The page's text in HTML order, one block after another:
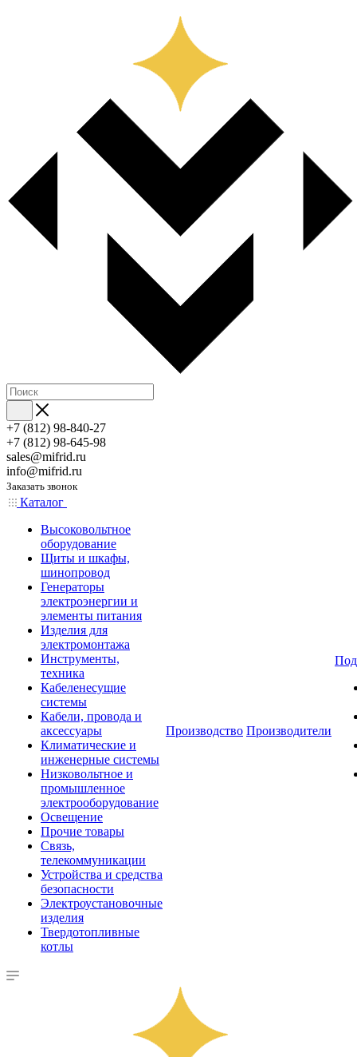
+7 (812) 98-840-27
+7 (812) 98-645-98
sales@mifrid.ru
info@mifrid.ru
Заказать звонок
Каталог
Высоковольтное
оборудование
Щиты и шкафы,
шинопровод
Генераторы
электроэнергии и
элементы питания
Изделия для
электромонтажа
Инструменты,
техника
Кабеленесущие
системы
Кабели, провода и
аксессуары
Климатические и
инженерные системы
Низковольтное и
промышленное
электрооборудование
Освещение
Прочие товары
Связь,
телекоммуникации
Устройства и средства
безопасности
Электроустановочные
изделия
Твердотопливные
котлы
Производство Производители